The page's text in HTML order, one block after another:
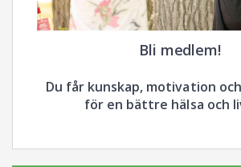
Bli medlem!
Du får kunskap, motivation
för en bättre hälsa och